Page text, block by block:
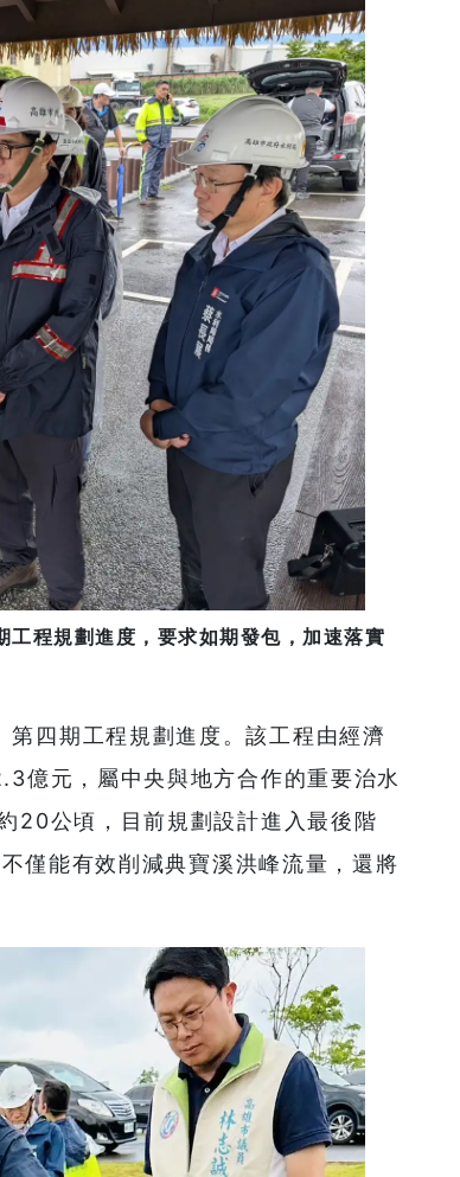
程規劃進度，要求如期發包，加速落實
四期工程規劃進度。該工程由經濟
億元，屬中央與地方合作的重要治水
20公頃，目前規劃設計進入最後階
僅能有效削減典寶溪洪峰流量，還將